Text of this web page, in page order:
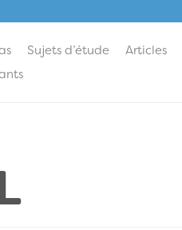
Sujets d’étude Articles